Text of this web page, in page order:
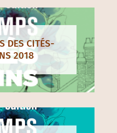
DES CITÉS-
2018